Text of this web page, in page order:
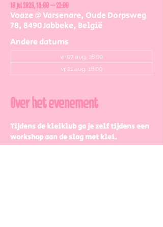
10 jul 2026, 18:00 – 22:00
Voaze @ Varsenare, Oude Dorpsweg
78, 8490 Jabbeke, België
Andere datums
vr 07 aug, 18:00
vr 21 aug, 18:00
Over het evenement
Tijdens de kleiklub ga je zelf tijdens een
workshop aan de slag met klei.